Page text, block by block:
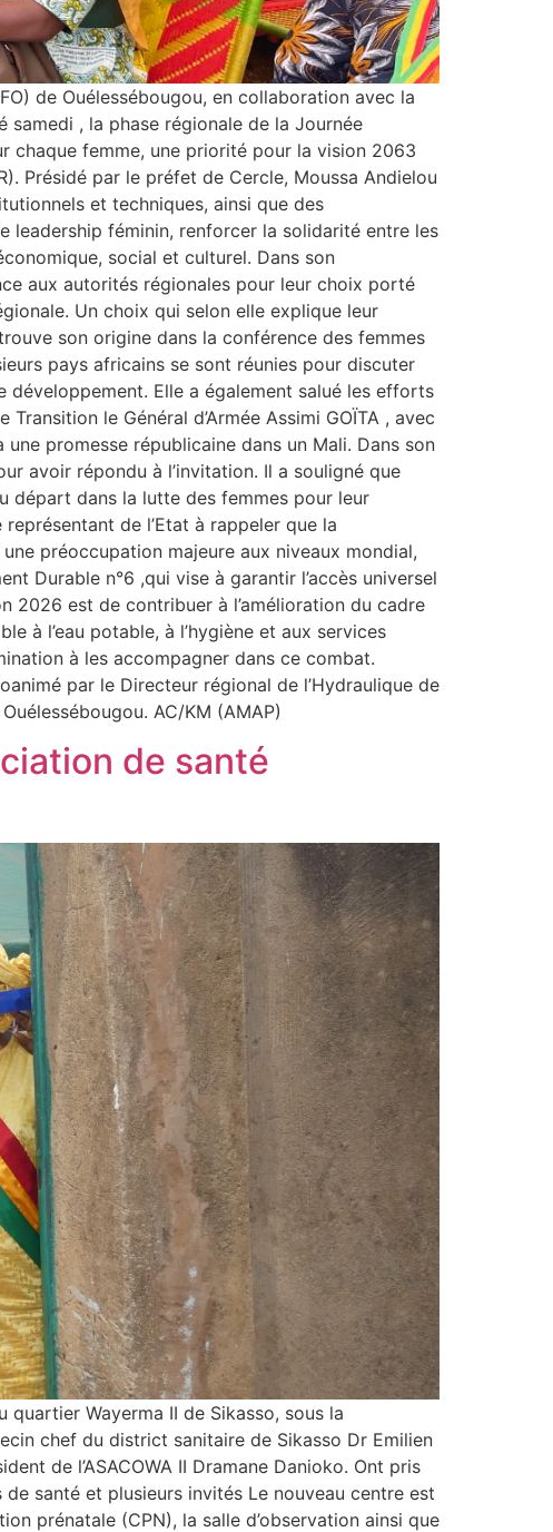
de Ouélessébougou, en collaboration avec la
, la phase régionale de la Journée
chaque femme, une priorité pour la vision 2063
Présidé par le préfet de Cercle, Moussa Andielou
et techniques, ainsi que des
leadership féminin, renforcer la solidarité entre les
social et culturel. Dans son
aux autorités régionales pour leur choix porté
Un choix qui selon elle explique leur
son origine dans la conférence des femmes
pays africains se sont réunies pour discuter
Elle a également salué les efforts
le Général d’Armée Assimi GOÏTA , avec
promesse républicaine dans un Mali. Dans son
avoir répondu à l’invitation. Il a souligné que
départ dans la lutte des femmes pour leur
de l’Etat à rappeler que la
préoccupation majeure aux niveaux mondial,
Durable n°6 ,qui vise à garantir l’accès universel
2026 est de contribuer à l’amélioration du cadre
à l’eau potable, à l’hygiène et aux services
à les accompagner dans ce combat.
par le Directeur régional de l’Hydraulique de
AC/KM (AMAP)
de santé
Wayerma II de Sikasso, sous la
chef du district sanitaire de Sikasso Dr Emilien
de l’ASACOWA II Dramane Danioko. Ont pris
santé et plusieurs invités Le nouveau centre est
prénatale (CPN), la salle d’observation ainsi que